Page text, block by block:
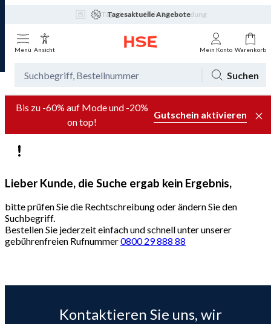
Tagesaktuelle Angebote
Menü Ansicht Mein Konto Warenkorb
Suchen
Bis zu -60% auf Mode und -20%
on top!
Gutschein aktivieren
Lieber Kunde, die Suche ergab kein Ergebnis,
bitte prüfen Sie die Rechtschreibung oder ändern Sie den
Suchbegriff.
Bestellen Sie jederzeit einfach und schnell unter unserer
gebührenfreien Rufnummer0800 29 888 88
Kontaktieren Sie uns, wir